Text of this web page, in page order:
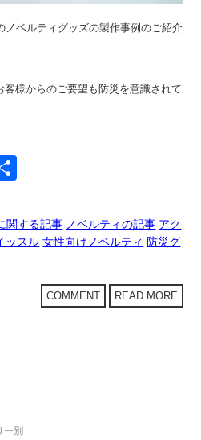
ノベルティグッズの製作事例のご紹介
様からのご要望も防災を意識されて
関する記事 ノベルティの記事 アク
ッスル 女性向けノベルティ 防災グ
COMMENT READ MORE
ー別